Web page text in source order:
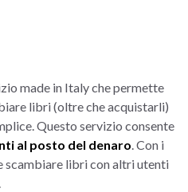
made in Italy che permette
libri (oltre che acquistarli)
Questo servizio consente
al posto del denaro . Con i
scambiare libri con altri utenti